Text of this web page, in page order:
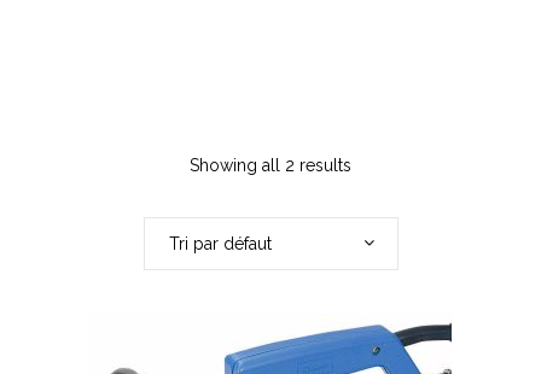
Showing all 2 results
Tri par défaut